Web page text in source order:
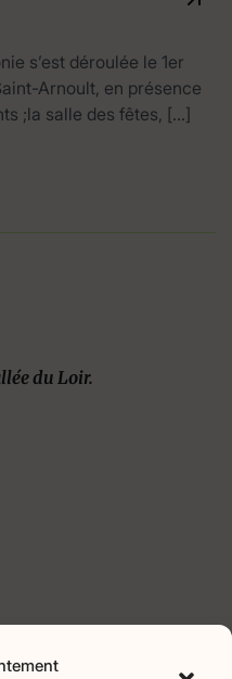
s’est déroulée le 1er
Arnoult, en présence
;la salle des fêtes, […]
du Loir.